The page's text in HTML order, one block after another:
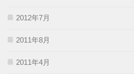
2012年7月
2011年8月
2011年4月